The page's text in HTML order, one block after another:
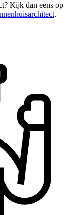
Kijk dan eens op
.